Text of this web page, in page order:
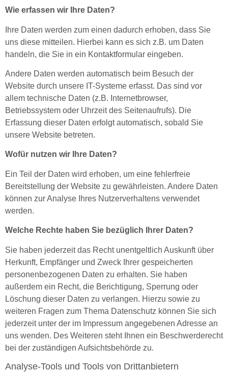
Wie erfassen wir Ihre Daten?
Ihre Daten werden zum einen dadurch erhoben, dass Sie
uns diese mitteilen. Hierbei kann es sich z.B. um Daten
handeln, die Sie in ein Kontaktformular eingeben.
Andere Daten werden automatisch beim Besuch der
Website durch unsere IT-Systeme erfasst. Das sind vor
allem technische Daten (z.B. Internetbrowser,
Betriebssystem oder Uhrzeit des Seitenaufrufs). Die
Erfassung dieser Daten erfolgt automatisch, sobald Sie
unsere Website betreten.
Wofür nutzen wir Ihre Daten?
Ein Teil der Daten wird erhoben, um eine fehlerfreie
Bereitstellung der Website zu gewährleisten. Andere Daten
können zur Analyse Ihres Nutzerverhaltens verwendet
werden.
Welche Rechte haben Sie bezüglich Ihrer Daten?
Sie haben jederzeit das Recht unentgeltlich Auskunft über
Herkunft, Empfänger und Zweck Ihrer gespeicherten
personenbezogenen Daten zu erhalten. Sie haben
außerdem ein Recht, die Berichtigung, Sperrung oder
Löschung dieser Daten zu verlangen. Hierzu sowie zu
weiteren Fragen zum Thema Datenschutz können Sie sich
jederzeit unter der im Impressum angegebenen Adresse an
uns wenden. Des Weiteren steht Ihnen ein Beschwerderecht
bei der zuständigen Aufsichtsbehörde zu.
Analyse-Tools und Tools von Drittanbietern